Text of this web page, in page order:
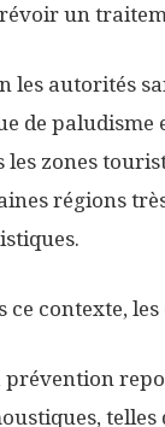
un
les autorités
de paludisme
les zones
régions
ce contexte,
prévention